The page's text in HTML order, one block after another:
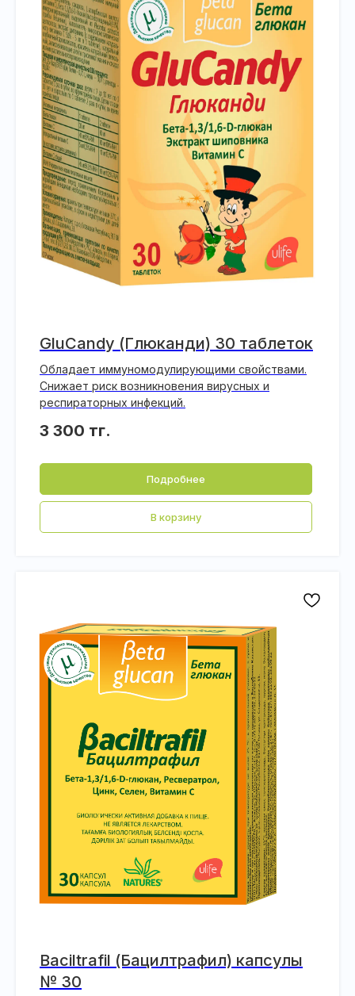
GluCandy (Глюканди) 30 таблеток
Обладает иммуномодулирующими свойствами.
Снижает риск возникновения вирусных и
респираторных инфекций.
3 300 тг.
Подробнее
В корзину
Baciltrafil (Бацилтрафил) капсулы
№ 30